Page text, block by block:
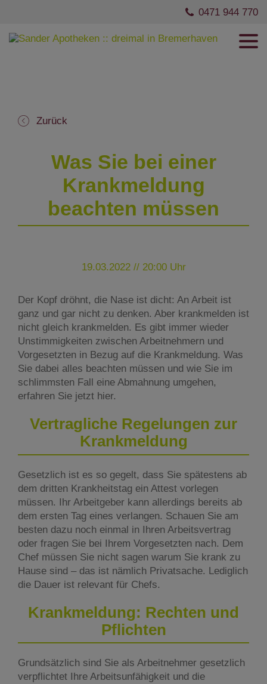
0471 944 770
Zurück
Was Sie bei einer
Krankmeldung
beachten müssen
19.03.2022 // 20:00 Uhr
Der Kopf dröhnt, die Nase ist dicht: An Arbeit ist
ganz und gar nicht zu denken. Aber krankmelden ist
nicht gleich krankmelden. Es gibt immer wieder
Unstimmigkeiten zwischen Arbeitnehmern und
Vorgesetzten in Bezug auf die Krankmeldung. Was
Sie dabei alles beachten müssen und wie Sie im
schlimmsten Fall eine Abmahnung umgehen,
erfahren Sie jetzt hier.
Vertragliche Regelungen zur
Krankmeldung
Gesetzlich ist es so gegelt, dass Sie spätestens ab
dem dritten Krankheitstag ein Attest vorlegen
müssen. Ihr Arbeitgeber kann allerdings bereits ab
dem ersten Tag eines verlangen. Schauen Sie am
besten dazu noch einmal in Ihren Arbeitsvertrag
oder fragen Sie bei Ihrem Vorgesetzten nach. Dem
Chef müssen Sie nicht sagen warum Sie krank zu
Hause sind – das ist nämlich Privatsache. Lediglich
die Dauer ist relevant für Chefs.
Krankmeldung: Rechten und
Pflichten
Grundsätzlich sind Sie als Arbeitnehmer gesetzlich
verpflichtet Ihre Arbeitsunfähigkeit und die